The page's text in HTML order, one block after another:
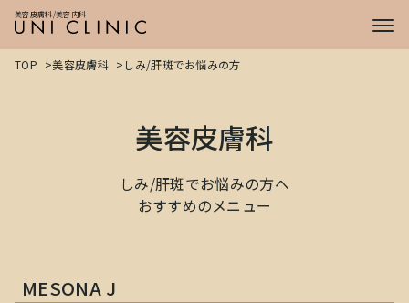
美容皮膚科/美容内科
症例
CASE
プライス
PRICE
TOP 美容皮膚科 しみ/肝斑でお悩みの方
美容皮膚科
しみ/肝斑でお悩みの方へ
おすすめのメニュー
MESONA J